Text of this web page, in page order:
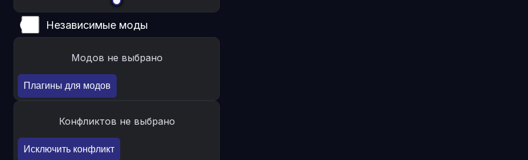
Независимые моды
Модов не выбрано
Плагины для модов
Конфликтов не выбрано
Исключить конфликт